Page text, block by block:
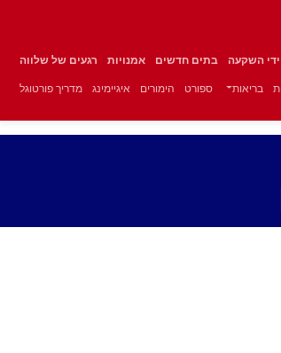
השקעה בתים חדשים אמנויות רגעים של שלווה
בריאות ספורט הימורים איגיימינג מדריך פורטוגל